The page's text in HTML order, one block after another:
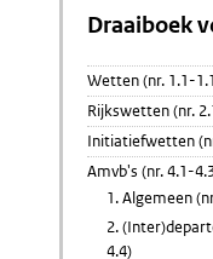
Draaiboek
Wetten (nr. 1.1-
Rijkswetten (nr.
Initiatiefwetten
Amvb's (nr. 4.1-
1. Algemeen
2.
4.4)